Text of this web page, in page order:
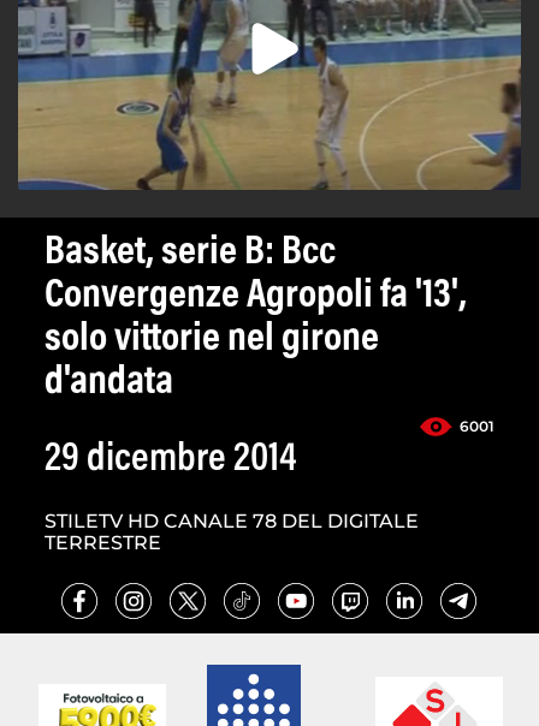
Basket, serie B: Bcc
Convergenze Agropoli fa '13',
solo vittorie nel girone
d'andata
6001
29 dicembre 2014
STILETV HD CANALE 78 DEL DIGITALE
TERRESTRE